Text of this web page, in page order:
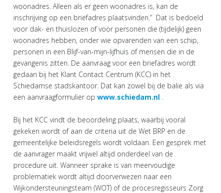
woonadres. Alleen als er geen woonadres is, kan de
inschrijving op een briefadres plaatsvinden.” Dat is bedoeld
voor dak- en thuislozen of voor personen die (tijdelijk) geen
woonadres hebben, onder wie opvarenden van een schip,
personen in een Blijf-van-mijn-lijfhuis of mensen die in de
gevangenis zitten. De aanvraag voor een briefadres wordt
gedaan bij het Klant Contact Centrum (KCC) in het
Schiedamse stadskantoor. Dat kan zowel bij de balie als via
een aanvraagformulier op www.schiedam.nl
Bij het KCC vindt de beoordeling plaats, waarbij vooral
gekeken wordt of aan de criteria uit de Wet BRP en de
gemeentelijke beleidsregels wordt voldaan. Een gesprek met
de aanvrager maakt vrijwel altijd onderdeel van de
procedure uit. Wanneer sprake is van meervoudige
problematiek wordt altijd doorverwezen naar een
Wijkondersteuningsteam (WOT) of de procesregisseurs Zorg